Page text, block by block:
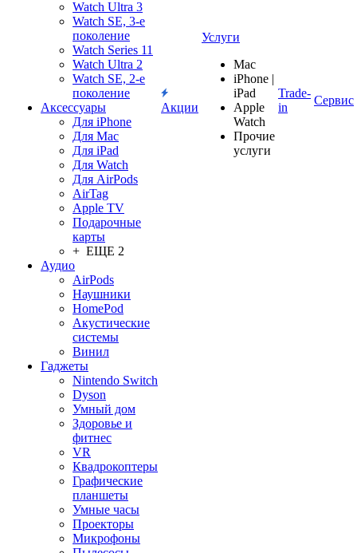
Watch Ultra 3
Watch SE, 3-е
поколение
Watch Series 11
Watch Ultra 2
Watch SE, 2-е
поколение
Аксессуары
Для iPhone
Для Mac
Для iPad
Для Watch
Для AirPods
AirTag
Apple TV
Подарочные
карты
+ ЕЩЕ 2
Аудио
AirPods
Наушники
HomePod
Акустические
системы
Винил
Гаджеты
Nintendo Switch
Dyson
Умный дом
Здоровье и
фитнес
VR
Квадрокоптеры
Графические
планшеты
Умные часы
Проекторы
Микрофоны
Акции
Услуги
Mac
iPhone |
iPad
Apple
Watch
Прочие
услуги
Trade-
in
Сервис